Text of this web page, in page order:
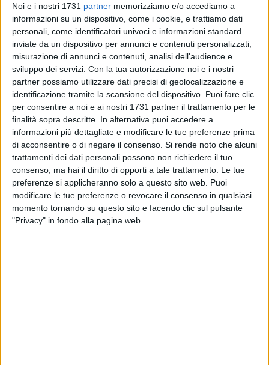
Noi e i nostri 1731 partner memorizziamo e/o accediamo a
informazioni su un dispositivo, come i cookie, e trattiamo dati
personali, come identificatori univoci e informazioni standard
inviate da un dispositivo per annunci e contenuti personalizzati,
misurazione di annunci e contenuti, analisi dell'audience e
sviluppo dei servizi. Con la tua autorizzazione noi e i nostri
partner possiamo utilizzare dati precisi di geolocalizzazione e
identificazione tramite la scansione del dispositivo. Puoi fare clic
per consentire a noi e ai nostri 1731 partner il trattamento per le
finalità sopra descritte. In alternativa puoi accedere a
informazioni più dettagliate e modificare le tue preferenze prima
di acconsentire o di negare il consenso. Si rende noto che alcuni
trattamenti dei dati personali possono non richiedere il tuo
consenso, ma hai il diritto di opporti a tale trattamento. Le tue
preferenze si applicheranno solo a questo sito web. Puoi
modificare le tue preferenze o revocare il consenso in qualsiasi
momento tornando su questo sito e facendo clic sul pulsante
"Privacy" in fondo alla pagina web.
La Messa è stata celebrata da Don Vincenzo Di Lecce
davanti ad una folla massiccia costituita da tanti giovani,
adulti ed anziani che hanno partecipato con devozione.
Dopo di che è iniziata la Processione dei Pastori con il
quadro di Maria SS della Bruna mostrato per le vie della
città.
Don Vincenzo Di Lecce, nel corso dell'omelia, ha dichiarato:
"La celebrazione di quest'anno si incastona in un
anniversario storico: l'8 dicembre del 1954 il Consiglio
comunale all'unanimità volle proclamare la città di Matera
Civitas Mariae, Città di Maria. C'è bisogno che la città si
appropri di questo titolo. Siamo una comunità mariana.
Vogliamo imitare Maria nella sollecitudine verso i bisogni del
prossimo".